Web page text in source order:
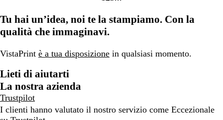
pagina
pagina
pagina
Tu hai un’idea, noi te la stampiamo. Con la
qualità che immaginavi.
VistaPrint è a tua disposizione in qualsiasi momento.
Lieti di aiutarti
La nostra azienda
Trustpilot
I clienti hanno valutato il nostro servizio come Eccezionale